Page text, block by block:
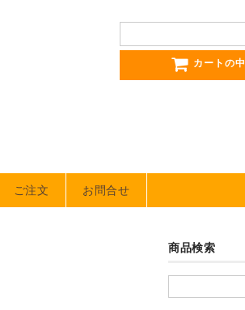
カートの中
ご注文 お問合せ
商品検索